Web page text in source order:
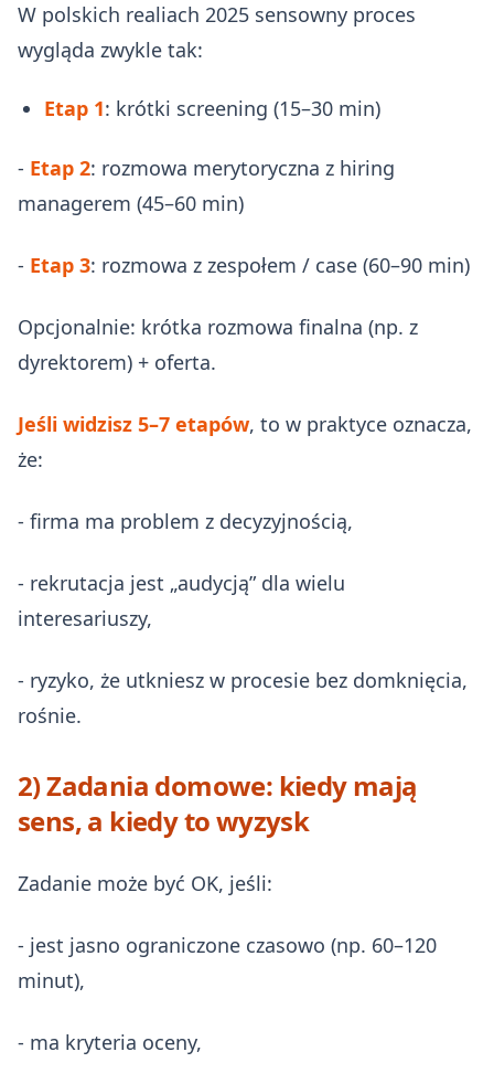
W polskich realiach 2025 sensowny proces
wygląda zwykle tak:
Etap 1: krótki screening (15–30 min)
- Etap 2: rozmowa merytoryczna z hiring
managerem (45–60 min)
- Etap 3: rozmowa z zespołem / case (60–90 min)
Opcjonalnie: krótka rozmowa finalna (np. z
dyrektorem) + oferta.
Jeśli widzisz 5–7 etapów, to w praktyce oznacza,
że:
- firma ma problem z decyzyjnością,
- rekrutacja jest „audycją” dla wielu
interesariuszy,
- ryzyko, że utkniesz w procesie bez domknięcia,
rośnie.
2) Zadania domowe: kiedy mają
sens, a kiedy to wyzysk
Zadanie może być OK, jeśli:
- jest jasno ograniczone czasowo (np. 60–120
minut),
- ma kryteria oceny,